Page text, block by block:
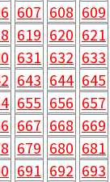
607 608 609
619 620 621
631 632 633
643 644 645
655 656 657
667 668 669
679 680 681
691 692 693